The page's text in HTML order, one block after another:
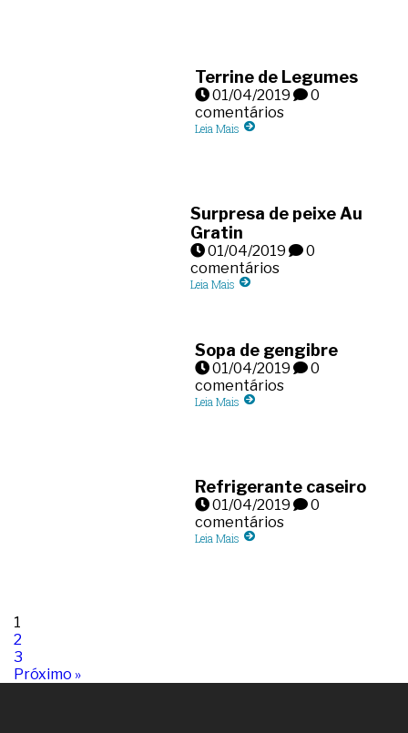
Terrine de Legumes
01/04/2019
0
comentários
Leia Mais
Surpresa de peixe Au
Gratin
01/04/2019
0
comentários
Leia Mais
Sopa de gengibre
01/04/2019
0
comentários
Leia Mais
Refrigerante caseiro
01/04/2019
0
comentários
Leia Mais
1
2
3
Próximo »